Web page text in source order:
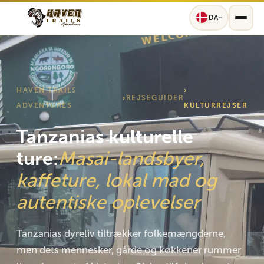
DA
HAVEN TRAILS
ADVENTURES
› REJSEGUIDER
›
KULTURREJSER
Tanzanias kulturelle
ture:Masai-landsbyer,
kaffeture, lokal mad og
autentiske oplevelser
Tanzanias dyreliv tiltrækker folkemængderne,
men dets mennesker, gårde og køkkener rummer